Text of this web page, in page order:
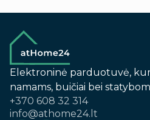
Elektroninė parduotuvė,
namams, buičiai bei
+370 608 32 314
info@athome24.lt